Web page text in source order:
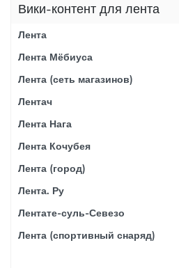
Вики-контент для лента
Лента
Лента Мёбиуса
Лента (сеть магазинов)
Лентач
Лента Нага
Лента Кочубея
Лента (город)
Лента. Ру
Лентате-суль-Севезо
Лента (спортивный снаряд)